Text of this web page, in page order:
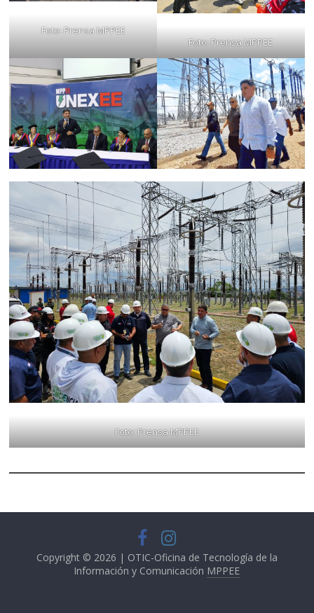
Foto: Prensa MPPEE
Foto: Prensa MPPEE
Foto: Prensa MPPEE
Copyright © 2026 | OTIC-Oficina de Tecnología de la
Información y Comunicación MPPEE